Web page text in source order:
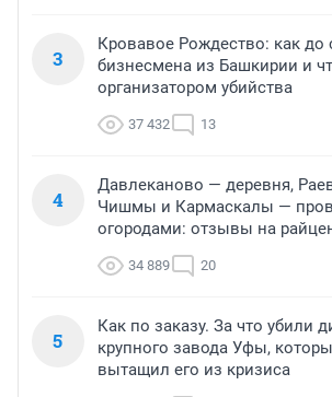
3
Кровавое Рождество: как до
бизнесмена из Башкирии и
организатором убийства
37 432 13
4
Давлеканово — деревня,
Чишмы и Кармаскалы —
огородами: отзывы на
34 889 20
5
Как по заказу. За что убили
крупного завода Уфы,
вытащил его из кризиса